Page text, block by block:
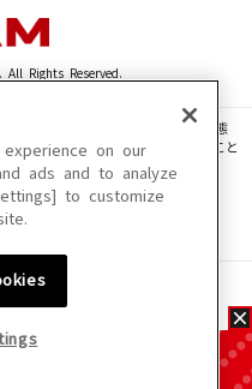
All Rights Reserved.
写真・動画・音声等を、手段や形態
複製、転載、ファイル化などすること
けない場合があります。
なる場合があります。
on our
ads and to analyze
to customize